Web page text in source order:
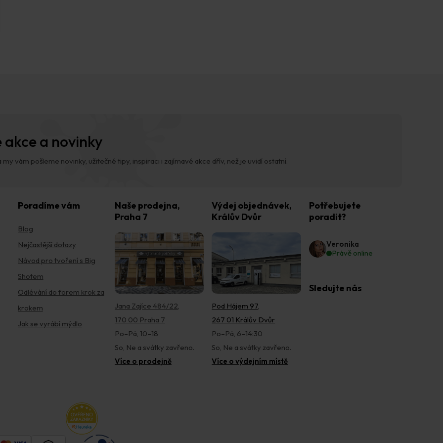
a novinky
vám pošleme novinky, užitečné tipy, inspiraci i zajímavé akce dřív, než je uvidí ostatní.
Poradíme vám
Blog
Nejčastější dotazy
Návod pro tvoření s Big
Shotem
Odlévání do forem krok za
krokem
Jak se vyrábí mýdlo
Naše prodejna,
Praha 7
Jana Zajíce 484/22,
170 00 Praha 7
Po–Pá, 10–18
So, Ne a svátky zavřeno.
Více o prodejně
Výdej objednávek,
Králův Dvůr
Pod Hájem 97,
267 01 Králův Dvůr
Po–Pá, 6–14:30
So, Ne a svátky zavřeno.
Více o výdejním místě
Potřebujete
poradit?
Veronika
Právě online
Sledujte nás